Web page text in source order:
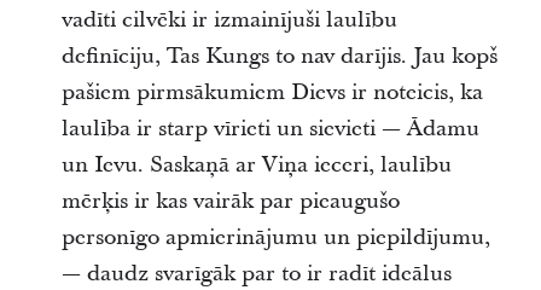
vadīti cilvēki ir izmainījuši laulību
definīciju, Tas Kungs to nav darījis. Jau kopš
pašiem pirmsākumiem Dievs ir noteicis, ka
laulība ir starp vīrieti un sievieti — Ādamu
un Ievu. Saskaņā ar Viņa ieceri, laulību
mērķis ir kas vairāk par pieaugušo
personīgo apmierinājumu un piepildījumu,
— daudz svarīgāk par to ir radīt ideālus